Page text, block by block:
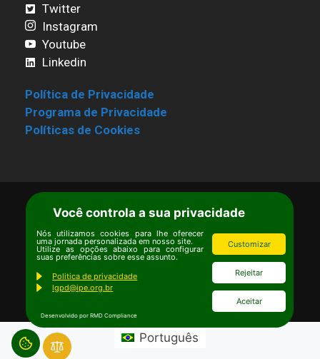
Twitter
Instagram
Youtube
Linkedin
Política de Privacidade
Programa de Privacidade
Políticas de Cookies
Termos de Uso |Estatuto
Copyright © Ipê – Instituto de Pesquisas
Ecológicas.
Email:
ipe@ipe.org.br
Português
Você controla a sua privacidade
Nós utilizamos cookies para lhe oferecer
uma jornada personalizada em nosso site.
Utilize as opções abaixo para configurar
suas preferências sobre esse assunto.
Politica de privacidade
lgpd@ipe.org.br
Customizar
Rejeitar
Aceitar
Desenvolvido por RMD Compliance